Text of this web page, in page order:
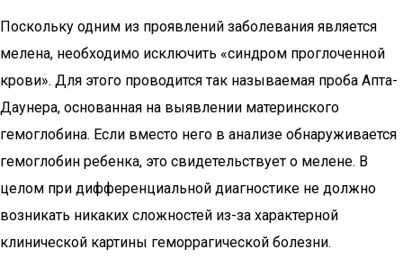
Поскольку одним из проявлений заболевания является
мелена, необходимо исключить «синдром проглоченной
крови». Для этого проводится так называемая проба Апта-
Даунера, основанная на выявлении материнского
гемоглобина. Если вместо него в анализе обнаруживается
гемоглобин ребенка, это свидетельствует о мелене. В
целом при дифференциальной диагностике не должно
возникать никаких сложностей из-за характерной
клинической картины геморрагической болезни.